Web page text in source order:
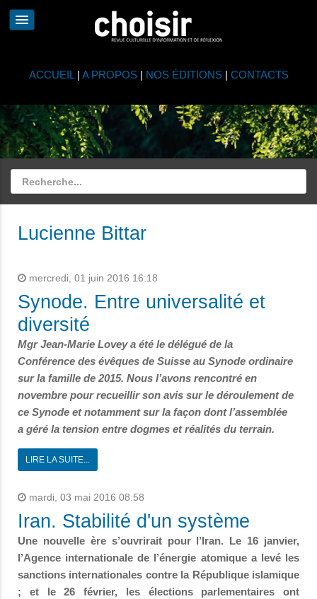
ACCUEIL | A PROPOS| NOS ÉDITIONS| CONTACTS
Lucienne Bittar
mercredi, 01 juin 2016 16:18
Synode. Entre universalité et
diversité
Mgr Jean-Marie Lovey a été le délégué de la
Conférence des évêques de Suisse au Synode ordinaire
sur la famille de 2015. Nous l’avons rencontré en
novembre pour recueillir son avis sur le déroulement de
ce Synode et notamment sur la façon dont l’assemblée
a géré la tension entre dogmes et réalités du terrain.
LIRE LA SUITE...
mardi, 03 mai 2016 08:58
Iran. Stabilité d'un système
Une nouvelle ère s’ouvrirait pour l’Iran. Le 16 janvier,
l’Agence interna­tionale de l’énergie atomique a levé les
sanctions interna­tionales contre la République isla­mique
; et le 26 février, les élections parlementaires ont